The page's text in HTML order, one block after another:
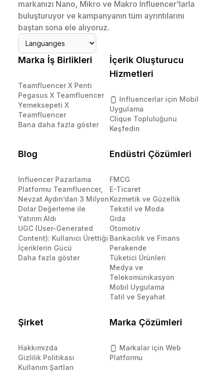
markanızı Nano, Mikro ve Makro Influencer'larla
buluşturuyor ve kampanyanın tüm ayrıntılarını
baştan sona ele alıyoruz.
Marka İş Birlikleri
Teamfluencer X Penti
Pegasus X Teamfluencer
Yemeksepeti X
Teamfluencer
Bana daha fazla göster
İçerik Oluşturucu
Hizmetleri
Influencerlar için Mobil
Uygulama
Clique Topluluğunu
Keşfedin
Blog
Influencer Pazarlama
Platformu Teamfluencer,
Nevzat Aydın’dan 3 Milyon
Dolar Değerleme ile
Yatırım Aldı
UGC (User-Generated
Content): Kullanıcı Ürettiği
İçeriklerin Gücü
Daha fazla göster
Endüstri Çözümleri
FMCG
E-Ticaret
Kozmetik ve Güzellik
Tekstil ve Moda
Gıda
Otomotiv
Bankacılık ve Finans
Perakende
Tüketici Ürünleri
Medya ve
Telekomünikasyon
Mobil Uygulama
Tatil ve Seyahat
Şirket
Hakkımızda
Gizlilik Politikası
Kullanım Şartları
Marka Çözümleri
Markalar için Web
Platformu